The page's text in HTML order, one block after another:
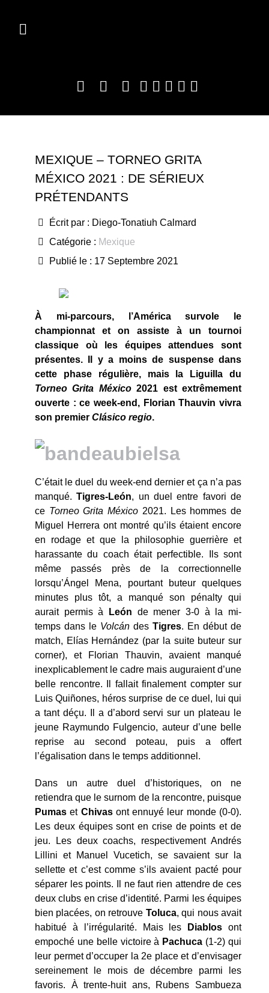
MEXIQUE – TORNEO GRITA
MÉXICO 2021 : DE SÉRIEUX
PRÉTENDANTS
Écrit par : Diego-Tonatiuh Calmard
Catégorie : Mexique
Publié le : 17 Septembre 2021
À mi-parcours, l’América survole le
championnat et on assiste à un tournoi
classique où les équipes attendues sont
présentes. Il y a moins de suspense dans
cette phase régulière, mais la Liguilla du
Torneo Grita México2021 est extrêmement
ouverte : ce week-end, Florian Thauvin vivra
son premier Clásico regio.
C’était le duel du week-end dernier et ça n’a pas
manqué.Tigres-León, un duel entre favori de
ce Torneo Grita México 2021. Les hommes de
Miguel Herrera ont montré qu’ils étaient encore
en rodage et que la philosophie guerrière et
harassante du coach était perfectible. Ils sont
même passés près de la correctionnelle
lorsqu’Ángel Mena, pourtant buteur quelques
minutes plus tôt, a manqué son pénalty qui
aurait permis à
León de mener 3-0 à la mi-
temps dans le Volcán des Tigres. En début de
match, Elías Hernández (par la suite buteur sur
corner), et Florian Thauvin, avaient manqué
inexplicablement le cadre mais auguraient d’une
belle rencontre. Il fallait finalement compter sur
Luis Quiñones, héros surprise de ce duel, lui qui
a tant déçu. Il a d’abord servi sur un plateau le
jeune Raymundo Fulgencio, auteur d’une belle
reprise au second poteau, puis a offert
l’égalisation dans le temps additionnel.
Dans un autre duel d’historiques, on ne
retiendra que le surnom de la rencontre, puisque
Pumas et Chivasont ennuyé leur monde (0-0).
Les deux équipes sont en crise de points et de
jeu. Les deux coachs, respectivement Andrés
Lillini et Manuel Vucetich, se savaient sur la
sellette et c’est comme s’ils avaient pacté pour
séparer les points. Il ne faut rien attendre de ces
deux clubs en crise d’identité. Parmi les équipes
bien placées, on retrouve Toluca, qui nous avait
habitué à l’irrégularité. Mais les
Diablos ont
empoché une belle victoire à Pachuca (1-2) qui
leur permet d’occuper la 2e place et d’envisager
sereinement le mois de décembre parmi les
favoris. À trente-huit ans, Rubens Sambueza